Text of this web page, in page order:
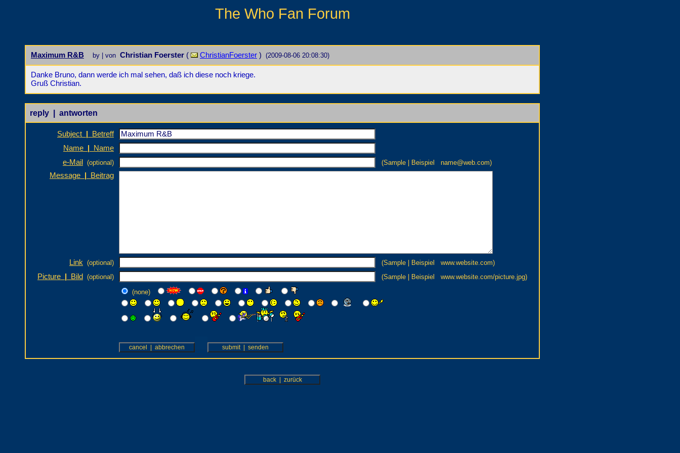
The Who Fan Forum
Maximum R&B by | von Christian Foerster ( ChristianFoerster ) (2009-08-06 20:08:30)
Danke Bruno, dann werde ich mal sehen, daß ich diese noch kriege.
Gruß Christian.
reply | antworten
Subject
Betreff
Name
Name
e-Mail
(optional) (Sample | Beispiel name@web.com)
Message Beitrag
Link (optional) (Sample | Beispiel www.website.com)
Picture Bild (optional)
(Sample | Beispiel www.website.com/picture.jpg)
(none)